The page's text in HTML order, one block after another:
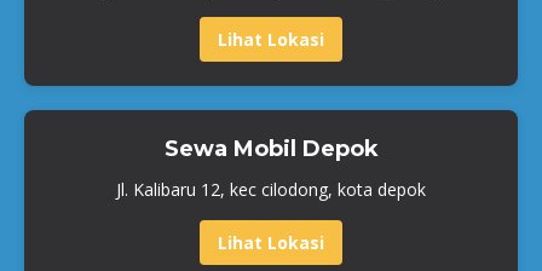
Lihat Lokasi
Sewa Mobil Depok
Jl. Kalibaru 12, kec cilodong, kota depok
Lihat Lokasi